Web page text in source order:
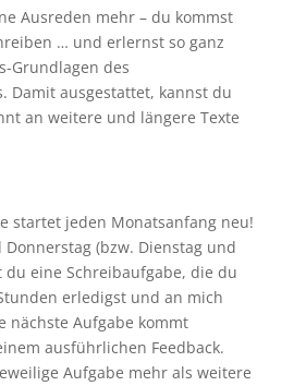
Ausreden mehr – du kommst
… und erlernst so ganz
Grundlagen des
Damit ausgestattet, kannst du
an weitere und längere Texte
startet jeden Monatsanfang neu!
Donnerstag (bzw. Dienstag und
du eine Schreibaufgabe, die du
erledigst und an mich
nächste Aufgabe kommt
ausführlichen Feedback.
Aufgabe mehr als weitere